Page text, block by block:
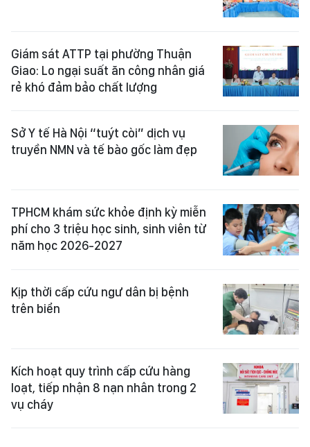
Giám sát ATTP tại phường Thuận
Giao: Lo ngại suất ăn công nhân giá
rẻ khó đảm bảo chất lượng
Sở Y tế Hà Nội “tuýt còi” dịch vụ
truyền NMN và tế bào gốc làm đẹp
TPHCM khám sức khỏe định kỳ miễn
phí cho 3 triệu học sinh, sinh viên từ
năm học 2026-2027
Kịp thời cấp cứu ngư dân bị bệnh
trên biển
Kích hoạt quy trình cấp cứu hàng
loạt, tiếp nhận 8 nạn nhân trong 2
vụ cháy